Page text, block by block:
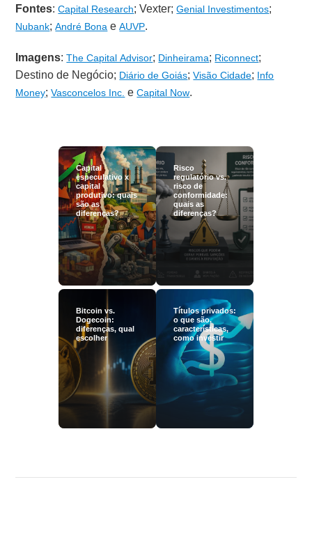
Fontes:Capital Research; Vexter;Genial Investimentos;
Nubank;André Bona eAUVP.
Imagens:The Capital Advisor; Dinheirama; Riconnect;
Destino de Negócio; Diário de Goiás;Visão Cidade; Info
Money;Vasconcelos Inc. eCapital Now.
Capital
especulativo x
capital
produtivo: quais
são as
diferenças?
Risco
regulatório vs.
risco de
conformidade:
quais as
diferenças?
Bitcoin vs.
Dogecoin:
diferenças, qual
escolher
Títulos privados:
o que são,
características,
como investir